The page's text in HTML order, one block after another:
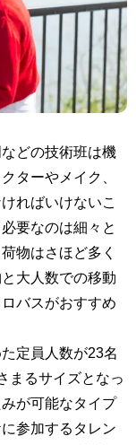
どの技術班は機
ターやメイク、
ればいけないこ
要なのは細々と
物はさほど多く
大人数での移動
バスがおすすめ
定員人数が23名
まるサイズとなっ
が可能なタイプ
参加するタレン